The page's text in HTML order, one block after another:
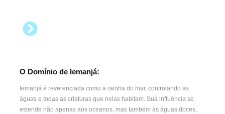
O Domínio de Iemanjá:
Iemanjá é reverenciada como a rainha do mar, controlando as
águas e todas as criaturas que nelas habitam. Sua influência se
estende não apenas aos oceanos, mas também às águas doces,